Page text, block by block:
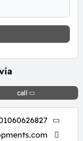
call